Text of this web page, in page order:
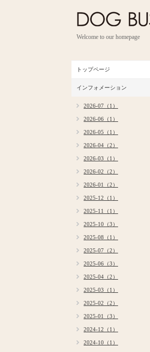
Welcome to our homepage
トップページ
インフォメーション
2026-07（1）
2026-06（1）
2026-05（1）
2026-04（2）
2026-03（1）
2026-02（2）
2026-01（2）
2025-12（1）
2025-11（1）
2025-10（3）
2025-08（1）
2025-07（2）
2025-06（3）
2025-04（2）
2025-03（1）
2025-02（2）
2025-01（3）
2024-12（1）
2024-10（1）